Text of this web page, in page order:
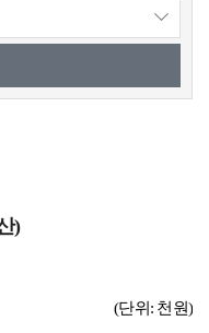
)
(단위: 천원)